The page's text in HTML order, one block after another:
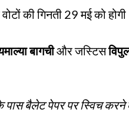
की गिनती 29 मई को
बागचीऔर जस्टिस
बैलेट पेपर पर स्विच करने